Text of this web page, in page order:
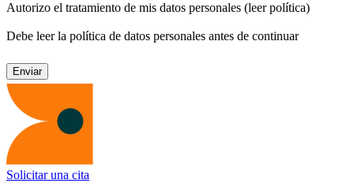
Autorizo el tratamiento de mis datos personales (leer política)
Debe leer la política de datos personales antes de continuar
Solicitar una cita